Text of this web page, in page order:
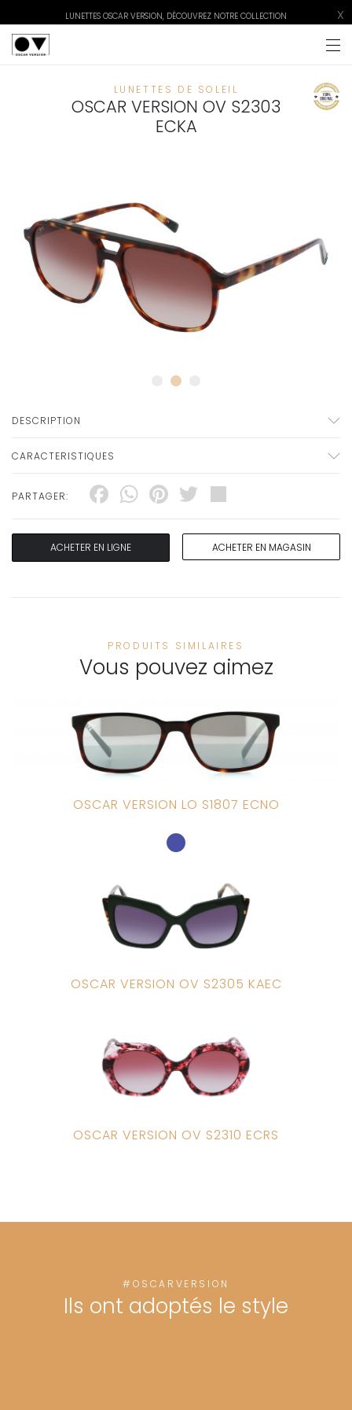
LUNETTES OSCAR VERSION, DÉCOUVREZ NOTRE COLLECTION X
LUNETTES DE SOLEIL
OSCAR VERSION OV S2303
ECKA
DESCRIPTION
CARACTERISTIQUES
PARTAGER: Facebook
WhatsApp
Pinterest
Twitter
ACHETER EN LIGNE ACHETER EN MAGASIN
PRODUITS SIMILAIRES
Vous pouvez aimez
OSCAR VERSION LO S1807 ECNO
OSCAR VERSION OV S2305 KAEC
OSCAR VERSION OV S2310 ECRS
#OSCARVERSION
Ils ont adoptés le style